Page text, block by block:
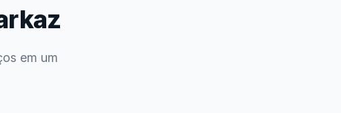
em um